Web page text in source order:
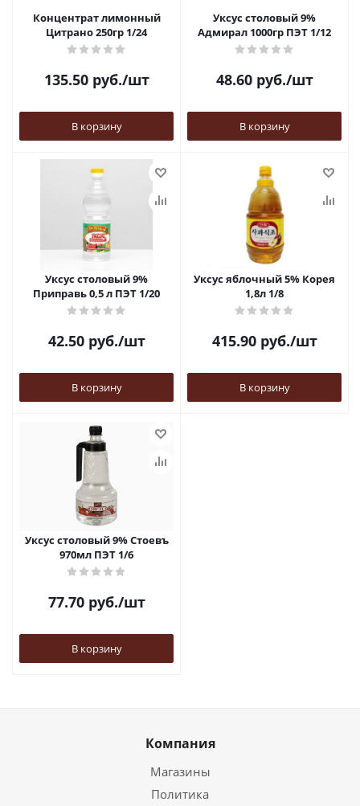
Концентрат лимонный
Цитрано 250гр 1/24
135.50руб./шт
В корзину
Уксус столовый 9%
Адмирал 1000гр ПЭТ 1/12
48.60руб./шт
В корзину
Уксус столовый 9%
Приправь 0,5 л ПЭТ 1/20
42.50руб./шт
В корзину
Уксус яблочный 5% Корея
1,8л 1/8
415.90руб./шт
В корзину
Уксус столовый 9% Стоевъ
970мл ПЭТ 1/6
77.70руб./шт
В корзину
Компания
Магазины
Политика